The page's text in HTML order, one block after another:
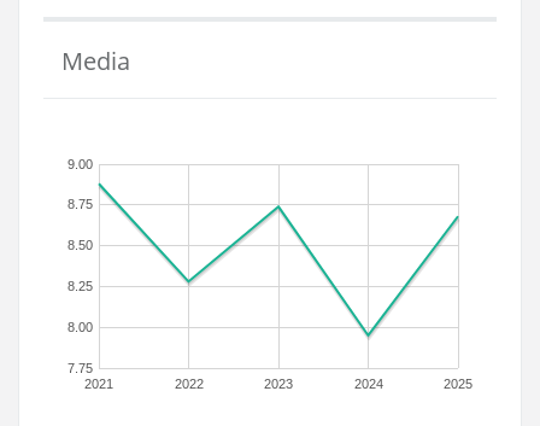
Media
2021 2022 2023 2024 2025
7.75
8.00
8.25
8.50
8.75
9.00